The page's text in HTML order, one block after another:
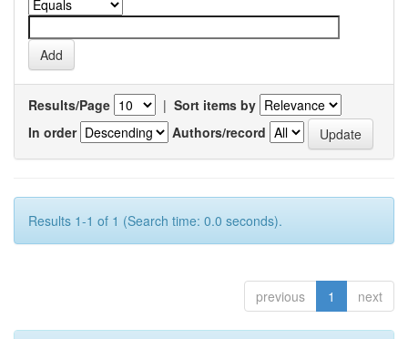
Results/Page | Sort items by
In order
Authors/record
Results 1-1 of 1 (Search time: 0.0 seconds).
previous 1 next